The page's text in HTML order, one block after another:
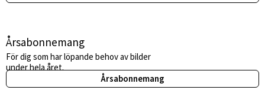
Årsabonnemang
För dig som har löpande behov av bilder
under hela året.
Årsabonnemang